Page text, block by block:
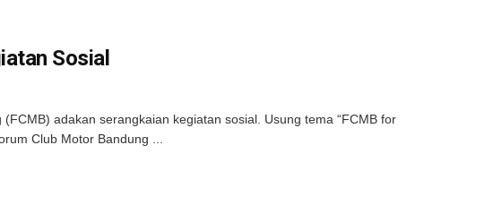
Sosial
adakan serangkaian kegiatan sosial. Usung tema “FCMB for
Club Motor Bandung ...